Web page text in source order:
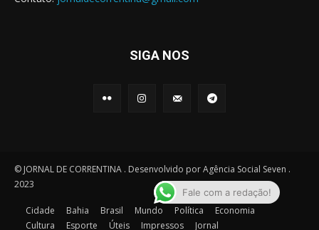
SIGA NOS
© JORNAL DE CORRENTINA . Desenvolvido por Agência Social Seven .
2023
Cidade Bahia Brasil Mundo Política
Economia
Cultura
Esporte Úteis Impressos Jornal
Fale com a redação!